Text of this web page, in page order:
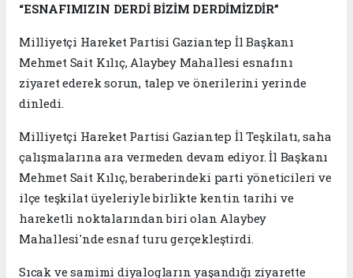
“ESNAFIMIZIN DERDİ BİZİM DERDİMİZDİR”
Milliyetçi Hareket Partisi Gaziantep İl Başkanı
Mehmet Sait Kılıç, Alaybey Mahallesi esnafını
ziyaret ederek sorun, talep ve önerilerini yerinde
dinledi.
Milliyetçi Hareket Partisi Gaziantep İl Teşkilatı, saha
çalışmalarına ara vermeden devam ediyor. İl Başkanı
Mehmet Sait Kılıç, beraberindeki parti yöneticileri ve
ilçe teşkilat üyeleriyle birlikte kentin tarihi ve
hareketli noktalarından biri olan Alaybey
Mahallesi'nde esnaf turu gerçekleştirdi.
Sıcak ve samimi diyalogların yaşandığı ziyarette